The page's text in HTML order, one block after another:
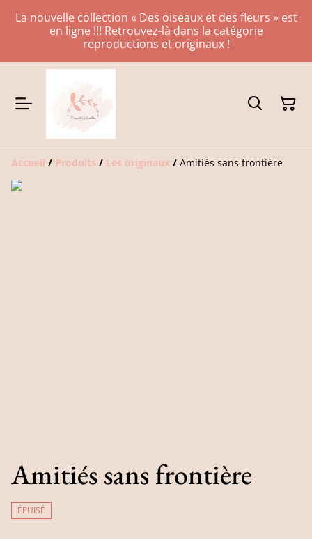
La nouvelle collection « Des oiseaux et des fleurs » est
en ligne !!! Retrouvez-là dans la catégorie
reproductions et originaux !
Accueil / Produits / Les originaux / Amitiés sans frontière
Amitiés sans frontière
ÉPUISÉ